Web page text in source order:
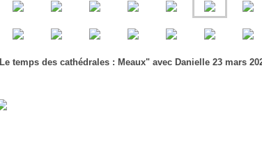
Le temps des cathédrales : Meaux" avec Danielle 23 mars